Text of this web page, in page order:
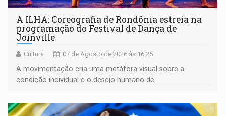
A ILHA: Coreografia de Rondônia estreia na
programação do Festival de Dança de
Joinville
Cultura 07 de Agosto de 2026 às 16:25
A movimentação cria uma metáfora visual sobre a
condição individual e o desejo humano de